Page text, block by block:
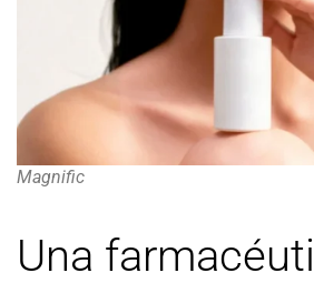
Magnific
Una